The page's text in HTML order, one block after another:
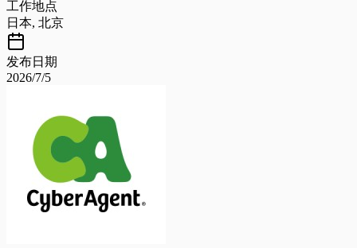
工作地点
日本, 北京
发布日期
2026/7/5